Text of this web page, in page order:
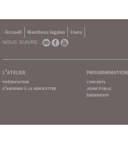
Accueil Mentions légales
Liens
NOUS SUIVRE :
l'atelier
présentation
s'abonner à la newsletter
programmation
concerts
jeune public
événements